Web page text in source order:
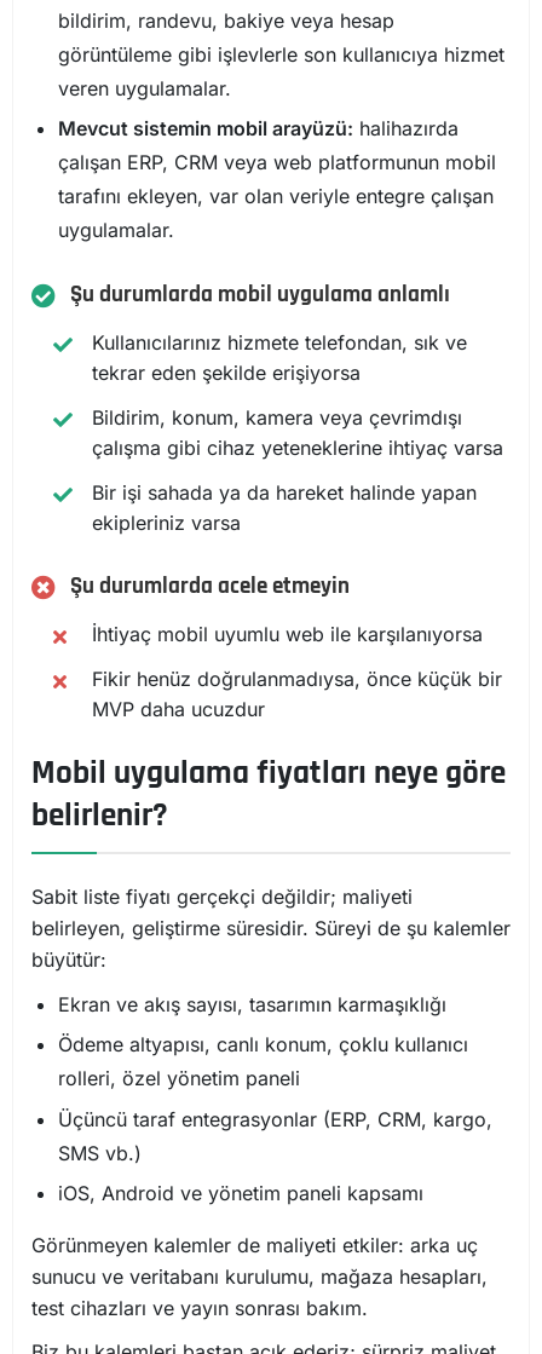
bildirim, randevu, bakiye veya hesap
görüntüleme gibi işlevlerle son kullanıcıya hizmet
veren uygulamalar.
Mevcut sistemin mobil arayüzü: halihazırda
çalışan ERP, CRM veya web platformunun mobil
tarafını ekleyen, var olan veriyle entegre çalışan
uygulamalar.
Şu durumlarda mobil uygulama anlamlı
Kullanıcılarınız hizmete telefondan, sık ve
tekrar eden şekilde erişiyorsa
Bildirim, konum, kamera veya çevrimdışı
çalışma gibi cihaz yeteneklerine ihtiyaç varsa
Bir işi sahada ya da hareket halinde yapan
ekipleriniz varsa
Şu durumlarda acele etmeyin
İhtiyaç mobil uyumlu web ile karşılanıyorsa
Fikir henüz doğrulanmadıysa, önce küçük bir
MVP daha ucuzdur
Mobil uygulama fiyatları neye göre
belirlenir?
Sabit liste fiyatı gerçekçi değildir; maliyeti
belirleyen, geliştirme süresidir. Süreyi de şu kalemler
büyütür:
Ekran ve akış sayısı, tasarımın karmaşıklığı
Ödeme altyapısı, canlı konum, çoklu kullanıcı
rolleri, özel yönetim paneli
Üçüncü taraf entegrasyonlar (ERP, CRM, kargo,
SMS vb.)
iOS, Android ve yönetim paneli kapsamı
Görünmeyen kalemler de maliyeti etkiler: arka uç
sunucu ve veritabanı kurulumu, mağaza hesapları,
test cihazları ve yayın sonrası bakım.